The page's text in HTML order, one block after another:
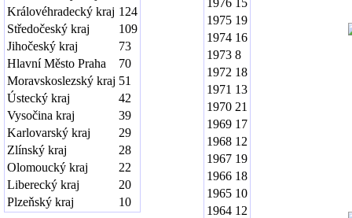
Královéhradecký kraj 124
Středočeský kraj
109
Jihočeský kraj
73
Hlavní Město Praha
70
Moravskoslezský kraj 51
Ústecký kraj
42
Vysočina kraj
39
Karlovarský kraj
29
Zlínský kraj
28
Olomoucký kraj
22
Liberecký kraj
20
Plzeňský kraj
10
1976 15
1975 19
1974 16
1973 8
1972 18
1971 13
1970 21
1969 17
1968 12
1967 19
1966 18
1965 10
1964 12